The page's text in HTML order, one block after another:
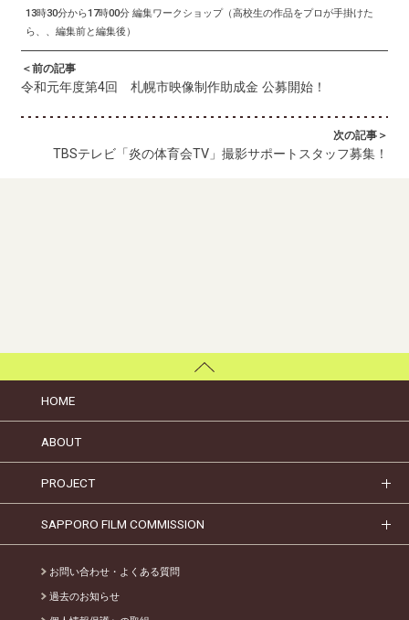
13時30分から17時00分 編集ワークショップ（高校生の作品をプロが手掛けた
ら、、編集前と編集後）
＜前の記事
令和元年度第4回 札幌市映像制作助成金 公募開始！
次の記事＞
TBSテレビ「炎の体育会TV」撮影サポートスタッフ募集！
HOME
ABOUT
PROJECT
SAPPORO FILM COMMISSION
お問い合わせ・よくある質問
過去のお知らせ